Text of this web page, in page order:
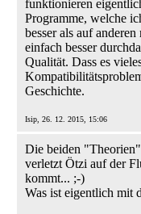
funktionieren
Programme, welche
besser als auf
einfach besser
Qualität. Dass es
Geschichte.
Isip, 26. 12. 2015, 15:06
Die beiden
verletzt Ötzi auf der
kommt... ;-)
Was ist eigentlich mit